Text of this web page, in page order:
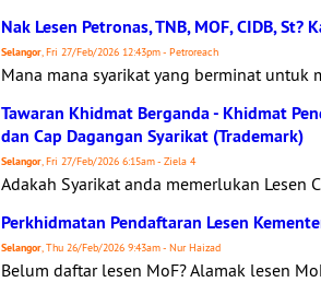
Nak Lesen Petronas, TNB, MOF, CIDB, St?
Selangor, Fri 27/Feb/2026 12:43pm - Petroreach
Mana mana syarikat yang berminat untuk
Tawaran Khidmat Berganda - Khidmat
dan Cap Dagangan Syarikat (Trademark)
Selangor, Fri 27/Feb/2026 6:15am - Ziela 4
Adakah Syarikat anda memerlukan Lesen
Perkhidmatan Pendaftaran Lesen
Selangor, Thu 26/Feb/2026 9:43am - Nur Haizad
Belum daftar lesen MoF? Alamak lesen